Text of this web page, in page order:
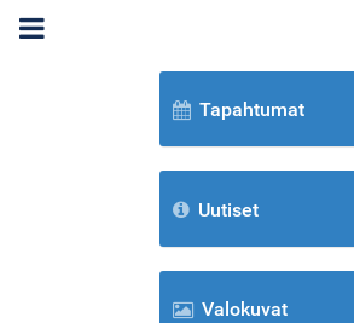
Tapahtumat
Uutiset
Valokuvat